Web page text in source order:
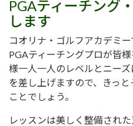
PGAティーチング
します
コオリナ・ゴルフアカデミ
PGAティーチングプロが皆
様一人一人のレベルとニー
を差し上げますので、きっ
ことでしょう。
レッスンは美しく整備され